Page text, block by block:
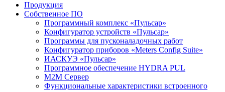
Продукция
Собственное ПО
Программный комплекс «Пульсар»
Конфигуратор устройств «Пульсар»
Программы для пусконаладочных работ
Конфигуратор приборов «Meters Config Suite»
ИАСКУЭ «Пульсар»
Программное обеспечение HYDRA PUL
M2M Сервер
Функциональные характеристики встроенного